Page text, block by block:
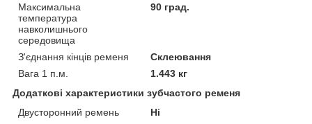
Максимальна
температура
навколишнього
середовища
90 град.
З'єднання кінців ременя
Склеювання
Вага 1 п.м.
1.443 кг
Додаткові характеристики зубчастого ременя
Двусторонний ремень
Ні